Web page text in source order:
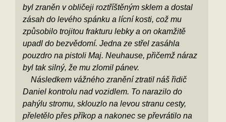
byl zraněn v obličeji roztříštěným sklem a dostal
zásah do levého spánku a lícní kosti, což mu
způsobilo trojitou frakturu lebky a on okamžitě
upadl do bezvědomí. Jedna ze střel zasáhla
pouzdro na pistoli Maj. Neuhause, přičemž náraz
byl tak silný, že mu zlomil pánev.
Následkem vážného zranění ztratil náš řidič
Daniel kontrolu nad vozidlem. To narazilo do
pahýlu stromu, sklouzlo na levou stranu cesty,
přeletělo přes příkop a nakonec se převrátilo na